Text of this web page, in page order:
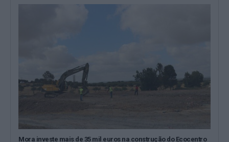
Mora investe mais de 35 mil euros na construção do Ecocentro